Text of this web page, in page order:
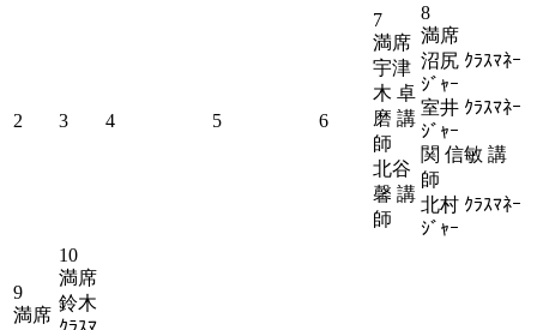
2 3 4 5 6
7
満席
宇津
木 卓
磨 講
師
北谷
馨 講
師
8
満席
沼尻 ｸﾗｽﾏﾈｰ
ｼﾞｬｰ
室井 ｸﾗｽﾏﾈｰ
ｼﾞｬｰ
関 信敏 講
師
北村 ｸﾗｽﾏﾈｰ
ｼﾞｬｰ
9
満席
10
満席
鈴木